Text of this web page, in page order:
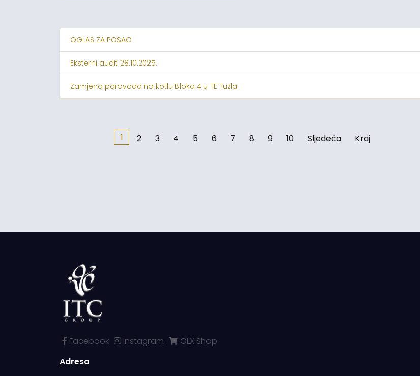
OGLAS ZA POSAO
Eksterni audit 28.10.2025.
Zamjena parovoda na kotlu Bloka 4 u TE Tuzla
1 2 3 4 5 6 7 8 9 10 Sljedeća Kraj
Facebook Instagram
OLX Shop
Adresa